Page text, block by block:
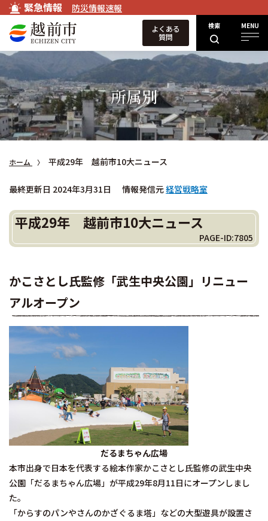
緊急情報 防災情報速報
検索 MENU
よくある
質問
所属別
ホーム 平成29年 越前市10大ニュース
最終更新日 2024年3月31日 情報発信元経営戦略室
平成29年 越前市10大ニュース
PAGE-ID:7805
かこさとし氏監修「武生中央公園」リニュー
アルオープン
だるまちゃん広場
本市出身で日本を代表する絵本作家かこさとし氏監修の武生中央
公園「だるまちゃん広場」が平成29年8月11日にオープンしまし
た。
「からすのパンやさんのかざぐるま塔」などの大型遊具が設置さ